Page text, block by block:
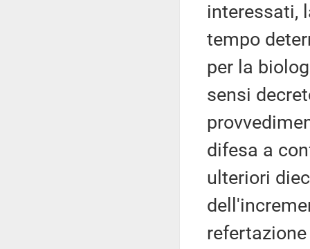
interessati,
tempo
per la
sensi
difesa a
ulteriori